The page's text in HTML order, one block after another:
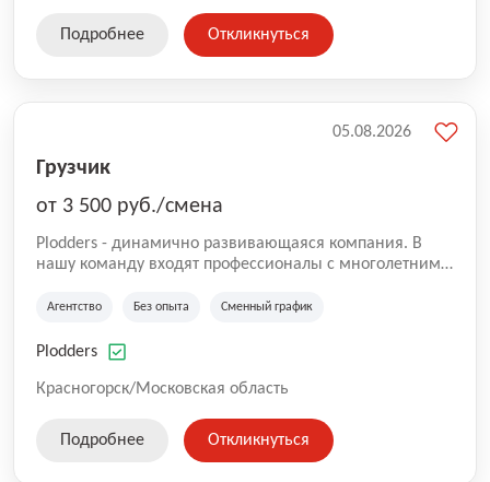
Подробнее Откликнуться
Грузчик
от 3 500 руб./смена
Plodders - динамично развивающаяся компания. В
нашу команду входят профессионалы с многолетним
на рынке аутсорсинга, а накопленный опыт позволяют
оказываемых услуг.
Агентство Без опыта Сменный график
Plodders
Красногорск/Московская область
05.08.2026
Подробнее Откликнуться